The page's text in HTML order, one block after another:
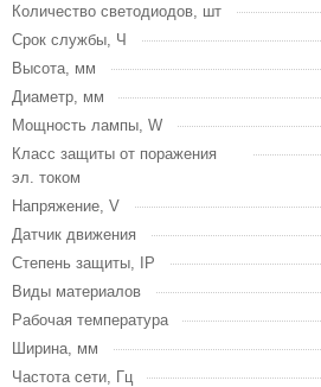
Количество светодиодов, шт
Срок службы, Ч
Высота, мм
Диаметр, мм
Мощность лампы, W
Класс защиты от поражения
эл. током
Напряжение, V
Датчик движения
Степень защиты, IP
Виды материалов
Рабочая температура
Ширина, мм
Частота сети, Гц